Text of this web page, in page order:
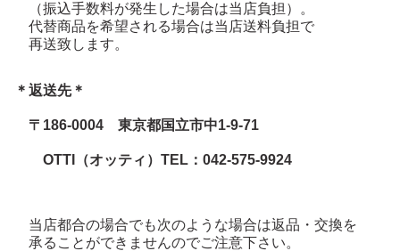
（振込手数料が発生した場合は当店負担）。
代替商品を希望される場合は当店送料負担で
再送致します。
＊返送先＊
〒186-0004 東京都国立市中1-9-71
OTTI（オッティ）TEL：042-575-9924
当店都合の場合でも次のような場合は返品・交換を
承ることができませんのでご注意下さい。